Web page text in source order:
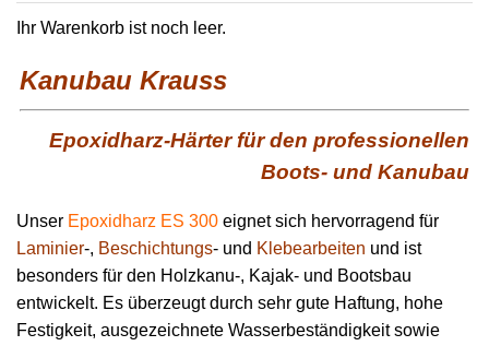
Ihr Warenkorb ist noch leer.
Kanubau Krauss
Epoxidharz-Härter für den professionellen
Boots- und Kanubau
Unser Epoxidharz ES 300 eignet sich hervorragend für
Laminier-, Beschichtungs- und Klebearbeiten und ist
besonders für den Holzkanu-, Kajak- und Bootsbau
entwickelt. Es überzeugt durch sehr gute Haftung, hohe
Festigkeit, ausgezeichnete Wasserbeständigkeit sowie